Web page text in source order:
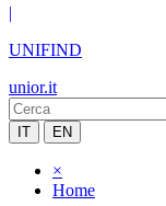
|
UNIFIND
unior.it
IT EN
×
Home